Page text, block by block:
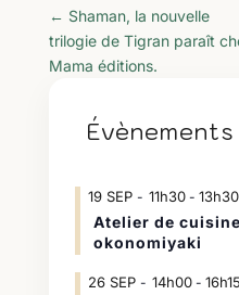
← Shaman, la nouvelle
trilogie de Tigran paraît
Mama éditions.
19 SEP 11h30- 13h30
Atelier de
okonomiyaki
26 SEP 14h00- 16h15